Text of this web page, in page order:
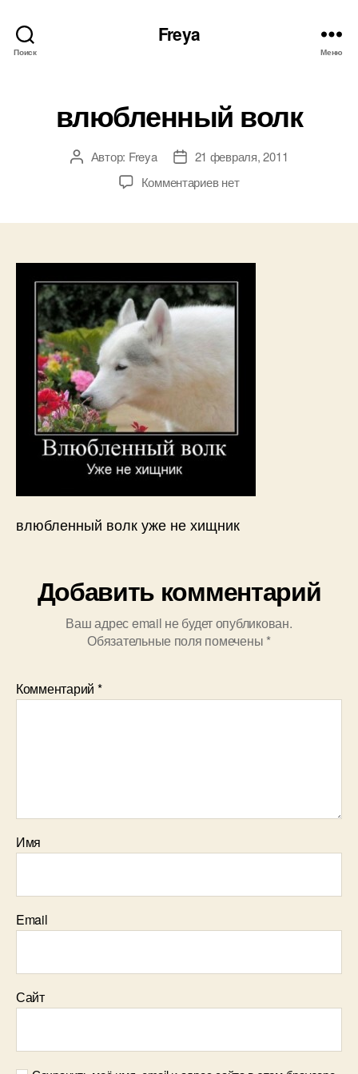
Поиск
Freya
Меню
влюбленный волк
АвторАвтор: Freya
Дата21 февраля, 2011
Комментариевк
нет
влюбленный волк уже не хищник
Добавить комментарий
Ваш адрес email не будет опубликован.
Обязательные поля помечены *
Комментарий *
Имя
Email
Сайт